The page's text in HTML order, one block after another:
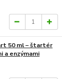
50 ml – štartér
a enzýmami